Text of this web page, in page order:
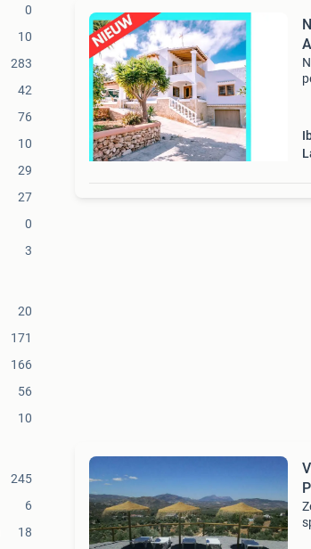
0
10
283
42
76
10
29
27
0
3
20
171
166
56
10
245
6
18